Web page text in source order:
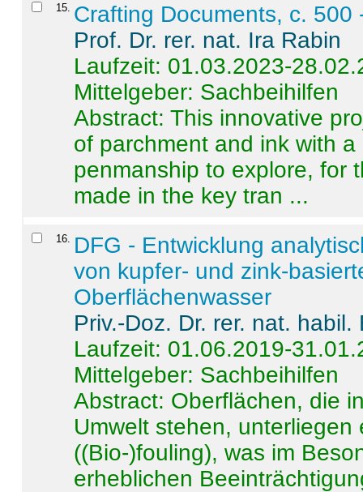
15 Crafting Documents, c. 500
Prof. Dr. rer. nat. Ira Rabin
Laufzeit: 01.03.2023-
Mittelgeber: Sachbeihilfen
Abstract:This innovative
of parchment and ink with
penmanship to explore, for
made in the key tran ...
16
DFG - Entwicklung
von kupfer- und zink-
Oberflächenwasser
Priv.-Doz. Dr. rer. nat.
Laufzeit: 01.06.2019-
Mittelgeber: Sachbeihilfen
Abstract: Oberflächen, die
Umwelt stehen,
((Bio-)fouling), was im
erheblichen